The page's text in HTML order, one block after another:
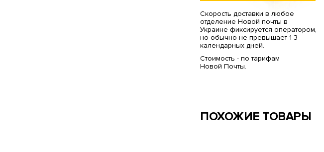
Скорость доставки в любое
отделение Новой почты в
Украине фиксируется оператором,
но обычно не превышает 1-3
календарных дней.
Стоимость - по тарифам
Новой Почты.
ПОХОЖИЕ ТОВАРЫ